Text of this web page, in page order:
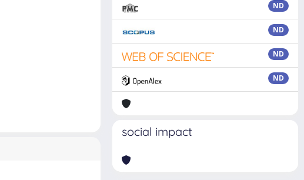
ND
ND
ND
ND
social impact